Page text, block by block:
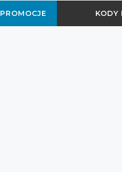
PROMOCJE KODY